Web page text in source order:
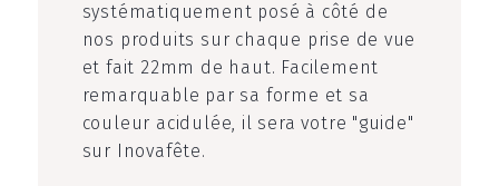
systématiquement posé à côté de
nos produits sur chaque prise de vue
et fait 22mm de haut. Facilement
remarquable par sa forme et sa
couleur acidulée, il sera votre "guide"
sur Inovafête.